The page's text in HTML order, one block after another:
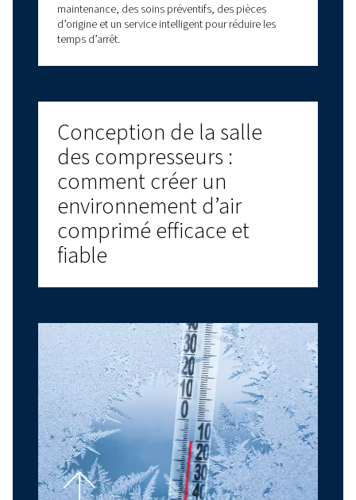
en air comprimé. Faites confiance à notre
pour fournir des solutions fiables et de haute
la pointe de l’innovation. Avec différentes
obtenir une assistance personnalisée et des
toutes vos questions !
Nous contacter!
Découvrir plus de produits
DERNIERS BLOGS COMPRESSEURS À VIS